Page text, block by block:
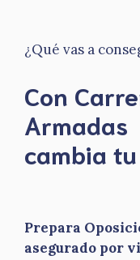
¿Qué vas a
Con
Armadas
​cambia
Prepara
asegurado por